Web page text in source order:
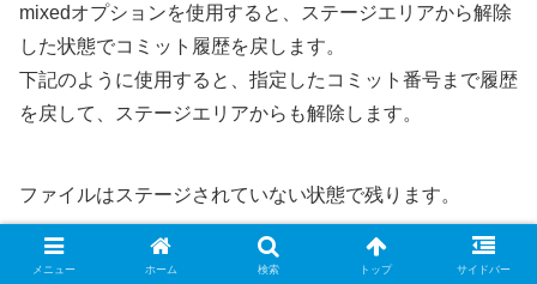
mixedオプションを使用すると、ステージエリアから解除
した状態でコミット履歴を戻します。
下記のように使用すると、指定したコミット番号まで履歴
を戻して、ステージエリアからも解除します。
ファイルはステージされていない状態で残ります。
メニュー ホーム 検索 トップ サイドバー